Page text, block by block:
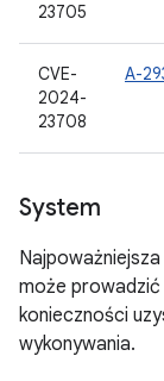
23705
CVE-
2024-
23708
A-
System
może prowadzić
konieczności
wykonywania.